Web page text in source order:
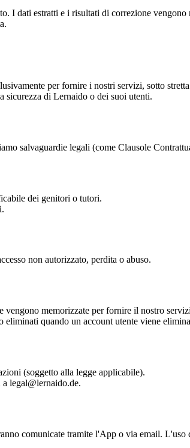
I dati estratti e i risultati di correzione
per fornire i nostri servizi, sotto
sicurezza di Lernaido o dei suoi utenti.
salvaguardie legali (come Clausole
dei genitori o tutori.
non autorizzato, perdita o abuso.
memorizzate per fornire il nostro
quando un account utente viene
(soggetto alla legge applicabile).
a legal@lernaido.de.
comunicate tramite l'App o via email.